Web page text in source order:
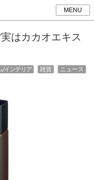
MENU
はカカオエキス
ニュース
雑貨
/インテリア